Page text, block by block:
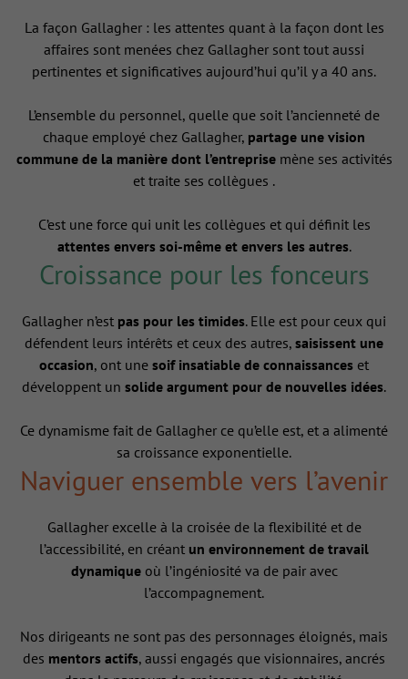
La façon Gallagher : les attentes quant à la façon dont les
affaires sont menées chez Gallagher sont tout aussi
pertinentes et significatives aujourd’hui qu’il y a 40 ans.
L’ensemble du personnel, quelle que soit l’ancienneté de
chaque employé chez Gallagher, partage une vision
commune de la manière dont l’entreprisemène ses activités
et traite ses collègues .
C’est une force qui unit les collègues et qui définit les
attentes envers soi-même et envers les autres.
Croissance pour les fonceurs
Gallagher n’est pas pour les timides. Elle est pour ceux qui
défendent leurs intérêts et ceux des autres, saisissent une
occasion, ont une soif insatiable de connaissances et
développent un solide argument pour de nouvelles idées.
Ce dynamisme fait de Gallagher ce qu’elle est, et a alimenté
sa croissance exponentielle.
Naviguer ensemble vers l’avenir
Gallagher excelle à la croisée de la flexibilité et de
l’accessibilité, en créant un environnement de travail
dynamique où l’ingéniosité va de pair avec
l’accompagnement.
Nos dirigeants ne sont pas des personnages éloignés, mais
des mentors actifs, aussi engagés que visionnaires, ancrés